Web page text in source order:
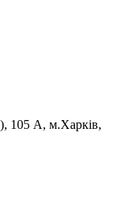
‬105‭ ‬А,‭ ‬м.Харків,